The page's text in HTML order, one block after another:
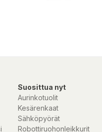
Suosittua nyt
Aurinkotuolit
Kesärenkaat
Sähköpyörät
Robottiruohonleikkurit